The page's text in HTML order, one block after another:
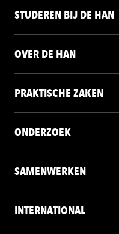
STUDEREN BIJ DE HAN
OVER DE HAN
PRAKTISCHE ZAKEN
ONDERZOEK
SAMENWERKEN
INTERNATIONAL